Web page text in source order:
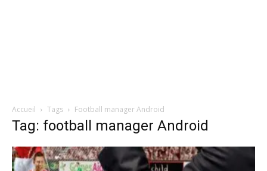
Accueil Tags Football manager Android
Tag: football manager Android